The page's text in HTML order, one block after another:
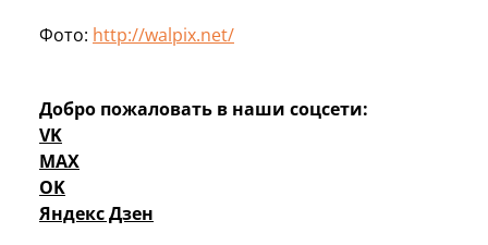
Фото: http://walpix.net/
Добро пожаловать в наши соцсети:
VK
MAX
OK
Яндекс Дзен